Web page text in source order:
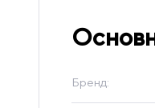
Бренд: